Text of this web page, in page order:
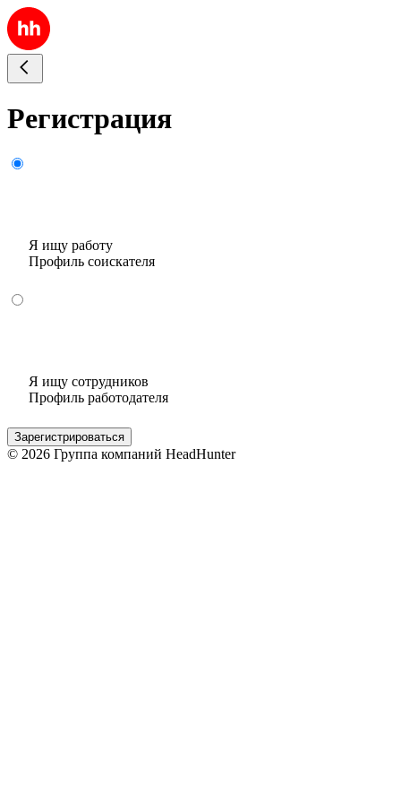
Регистрация
Я ищу работу
Профиль соискателя
Я ищу сотрудников
Профиль работодателя
Зарегистрироваться
© 2026 Группа компаний HeadHunter